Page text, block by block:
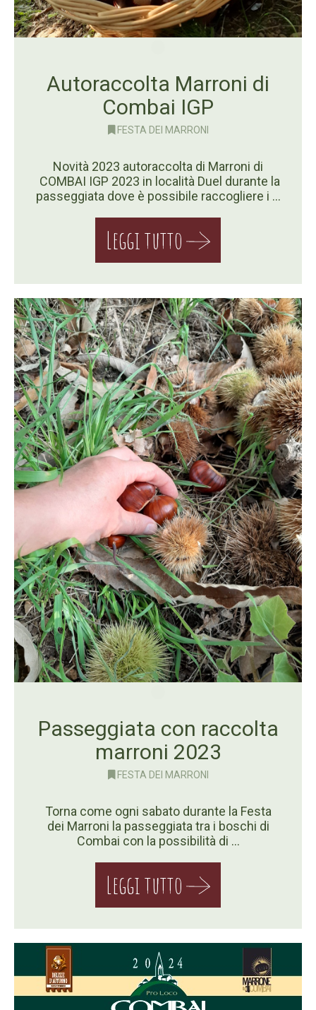
Autoraccolta Marroni di
Combai IGP
FESTA DEI MARRONI
Novità 2023 autoraccolta di Marroni di
COMBAI IGP 2023 in località Duel durante la
passeggiata dove è possibile raccogliere i …
Leggi tutto
Passeggiata con raccolta
marroni 2023
FESTA DEI MARRONI
Torna come ogni sabato durante la Festa
dei Marroni la passeggiata tra i boschi di
Combai con la possibilità di …
Leggi tutto